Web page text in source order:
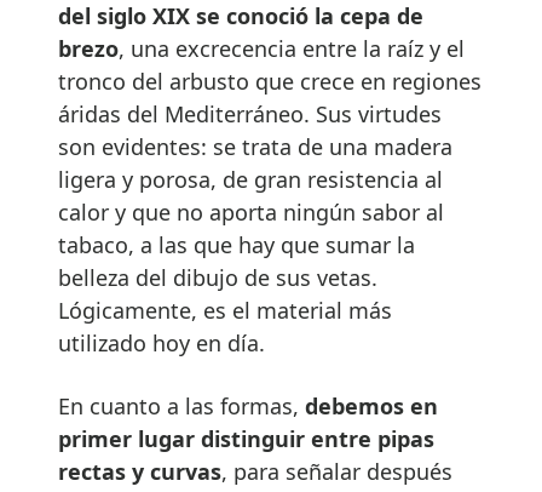
del siglo XIX se conoció la cepa de
brezo, una excrecencia entre la raíz y el
tronco del arbusto que crece en regiones
áridas del Mediterráneo. Sus virtudes
son evidentes: se trata de una madera
ligera y porosa, de gran resistencia al
calor y que no aporta ningún sabor al
tabaco, a las que hay que sumar la
belleza del dibujo de sus vetas.
Lógicamente, es el material más
utilizado hoy en día.
En cuanto a las formas, debemos en
primer lugar distinguir entre pipas
rectas y curvas, para señalar después